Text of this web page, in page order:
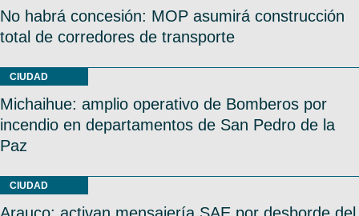
No habrá concesión: MOP asumirá construcción
total de corredores de transporte
CIUDAD
Michaihue: amplio operativo de Bomberos por
incendio en departamentos de San Pedro de la
Paz
CIUDAD
Arauco: activan mensajería SAE por desborde del